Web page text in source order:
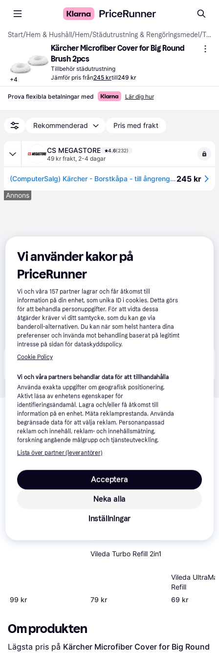
Start/Hem & Hushåll /Hem/Städutrustning & Rengöringsmedel / Tillbehör städutrustning
+4
Kärcher Microfiber Cover for Big Round
Brush 2pcs
Tillbehör städutrustning
Jämför pris från245 krtill249 kr
Prova flexibla betalningar med Lär dig hur
Rekommenderad Pris med frakt
CS MEGASTORE 4.6(232)
49 kr frakt, 2-4 dagar
(ComputerSalg) Kärcher - Borstkåpa - till ångrengörare (paket om 2) - för Kärcher SC 2, SC 3, SC 4, SC 5245 kr
Annons
Produkten finns även hos
Relaterade produkter
Vi har plockat fram ett urval av produkter som kanske skulle
intressera dig. Visa alla
Trendande
Våtrengöringspåfyllningar
24-Pack
99 kr
Vileda Turbo Refill 2in1
79 kr
Vileda
Refill
69 kr
Om produkten
Lägsta pris på Kärcher Microfiber Cover for Big Round
Vi använder kakor på
PriceRunner
Vi och våra157 partner lagrar och får åtkomst till
information på din enhet, som unika ID i cookies. Detta görs
för att behandla personuppgifter. För att vidta dessa
åtgärder kräver vi ditt samtycke, som du kan ge via
banderoll-alternativen. Du kan när som helst hantera dina
preferenser och invända mot behandling baserat på legitimt
intresse på sidan för dataskyddspolicy.
Cookie Policy
Vi och våra partners behandlar data för att tillhandahålla
Använda exakta uppgifter om geografisk positionering.
Aktivt läsa av enhetens egenskaper för
identifieringsändamål. Lagra och/eller få åtkomst till
information på en enhet. Mäta reklamprestanda. Använda
begränsade data för att välja reklam. Personanpassad
reklam och innehåll, reklam- och innehållsmätning,
forskning angående målgrupp och tjänsteutveckling.
Lista över partner (leverantörer)
Neka alla
Acceptera
Inställningar